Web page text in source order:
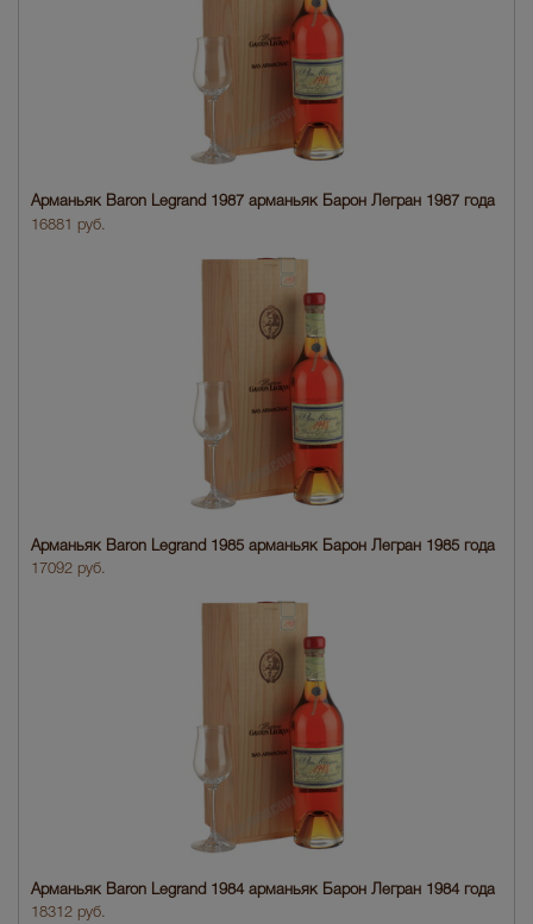
Арманьяк Baron Legrand 1987 арманьяк Барон Легран 1987 года
16881 руб.
Арманьяк Baron Legrand 1985 арманьяк Барон Легран 1985 года
17092 руб.
Арманьяк Baron Legrand 1984 арманьяк Барон Легран 1984 года
18312 руб.